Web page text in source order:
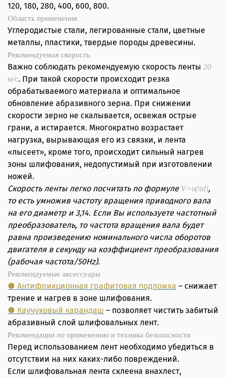
120, 180, 280, 400, 600, 800.
Область применения
Углеродистые стали, легированные стали, цветные
металлы, пластики, твердые породы древесины.
Рекомендуемая скорость
Важно соблюдать рекомендуемую скорость ленты 20
м/с. При такой скорости происходит резка
обрабатываемого материала и оптимальное
обновление абразивного зерна. При снижении
скорости зерно не скалывается, освежая острые
грани, а истирается. Многократно возрастает
нагрузка, вырывающая его из связки, и лента
«лысеет», кроме того, происходит сильный нагрев
зоны шлифования, недопустимый при изготовлении
ножей.
Скорость ленты легко посчитать по формуле V=υ(πd),
то есть умножив частоту вращения приводного вала
на его диаметр и 3,14. Если Вы используете частотный
преобразователь, то частота вращения вала будет
равна произведению номинального числа оборотов
двигателя в секунду на коэффициент преобразования
(рабочая частота/50Hz).
Рекомендуемые аксессуары
● Антифрикционная графитовая подложка – снижает
трение и нагрев в зоне шлифования.
● Каучуковый карандаш – позволяет чистить забитый
абразивный слой шлифовальных лент.
Рекомендации по применению и техника безопасности
Перед использованием лент необходимо убедиться в
отсутствии на них каких-либо повреждений.
Если шлифовальная лента склеена внахлест,